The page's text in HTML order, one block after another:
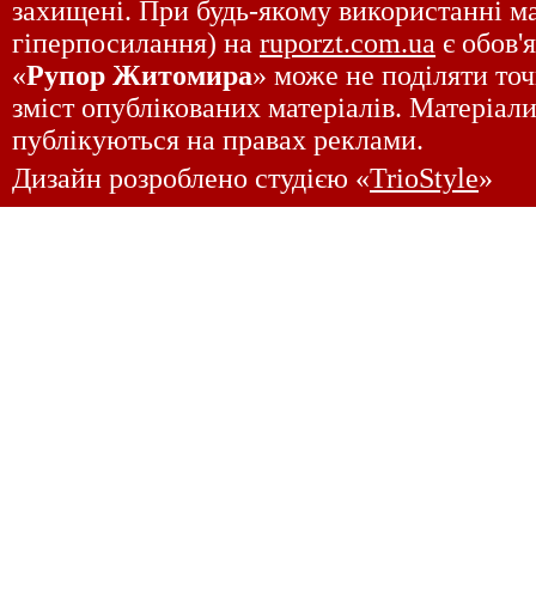
захищені. При будь-якому використанні
гіперпосилання) на ruporzt.com.ua є
«Рупор Житомира» може не поділяти
зміст опублікованих матеріалів.
публікуються на правах реклами.
Дизайн розроблено студією «TrioStyle»